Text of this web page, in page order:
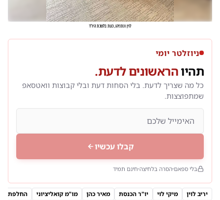
לוין ונתניהו, כעת בלשכת היו"ר
ניוזלטר יומי
תהיוהראשונים לדעת.
כל מה שצריך לדעת. בלי הסחות דעת ובלי קבוצות וואטסאפ
שמתפוצצות.
קבלו עכשיו
בלי ספאם הסרה בלחיצה חינם תמיד
יריב לוין מיקי לוי יו"ר הכנסת מאיר כהן מו"מ קואליציוני החלפת